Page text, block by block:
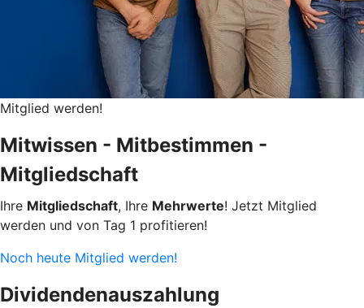
Mitglied werden!
Mitwissen - Mitbestimmen -
Mitgliedschaft
Ihre Mitgliedschaft, Ihre Mehrwerte! Jetzt Mitglied
werden und von Tag 1 profitieren!
Noch heute Mitglied werden!
Dividendenauszahlung